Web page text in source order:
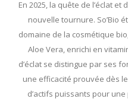
En 2025, la quête de l’éclat
nouvelle tournure. So’Bio
domaine de la cosmétique
Aloe Vera, enrichi en
d’éclat se distingue par ses
une efficacité prouvée dès
d’actifs puissants pour